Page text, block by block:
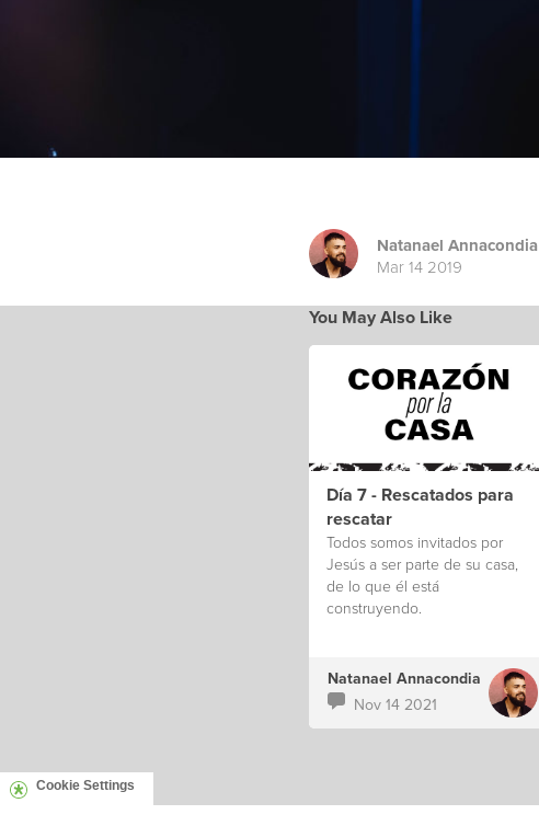
Natanael Annacondia
Mar 14 2019
You May Also Like
Día 7 - Rescatados para
rescatar
Todos somos invitados por
Jesús a ser parte de su casa,
de lo que él está
construyendo.
Natanael Annacondia
Nov 14 2021
Cookie Settings